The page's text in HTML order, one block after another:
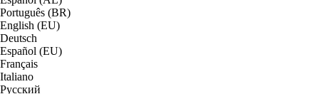
Português (BR)
English (EU)
Deutsch
Español (EU)
Français
Italiano
Русский